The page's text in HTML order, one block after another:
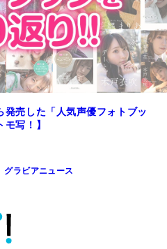
発売した「人気声優フォトブッ
写！】
グラビアニュース